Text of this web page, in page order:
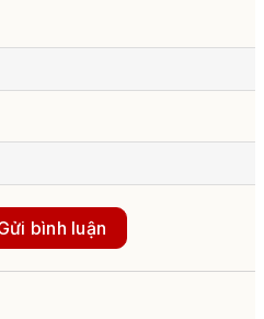
bình luận